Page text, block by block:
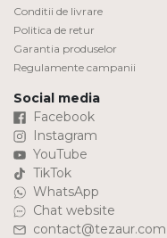
Conditii de livrare
Politica de retur
Garantia produselor
Regulamente campanii
Social media
Facebook
Instagram
YouTube
TikTok
WhatsApp
Chat website
contact@tezaur.com